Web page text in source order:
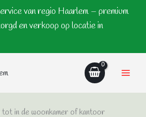
van regio Haarlem – premium
en verkoop op locatie in
in de woonkamer of kantoor